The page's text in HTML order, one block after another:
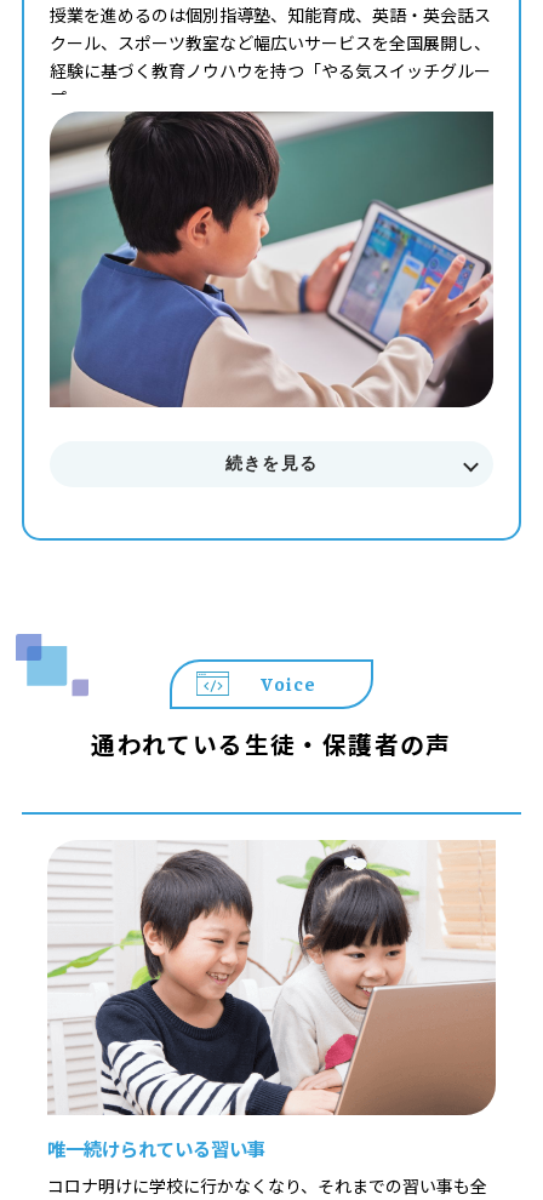
授業を進めるのは個別指導塾、知能育成、英語・英会話ス
クール、スポーツ教室など幅広いサービスを全国展開し、
経験に基づく教育ノウハウを持つ「やる気スイッチグルー
プ」。
タイピングからコンピュータサイエンスまで学べる最高の
教材を使って、一人ひとりのペースや理解度に合わせた個
別最適化レッスンでプログラミングを学ぶことが出来ま
まずはお気軽に無料体験授業にご参加下さい。
料金やカリキュラムなどに関してもご説明致します。
続きを見る
Voice
通われている生徒・保護者の声
唯一続けられている習い事
コロナ明けに学校に行かなくなり、それまでの習い事も全